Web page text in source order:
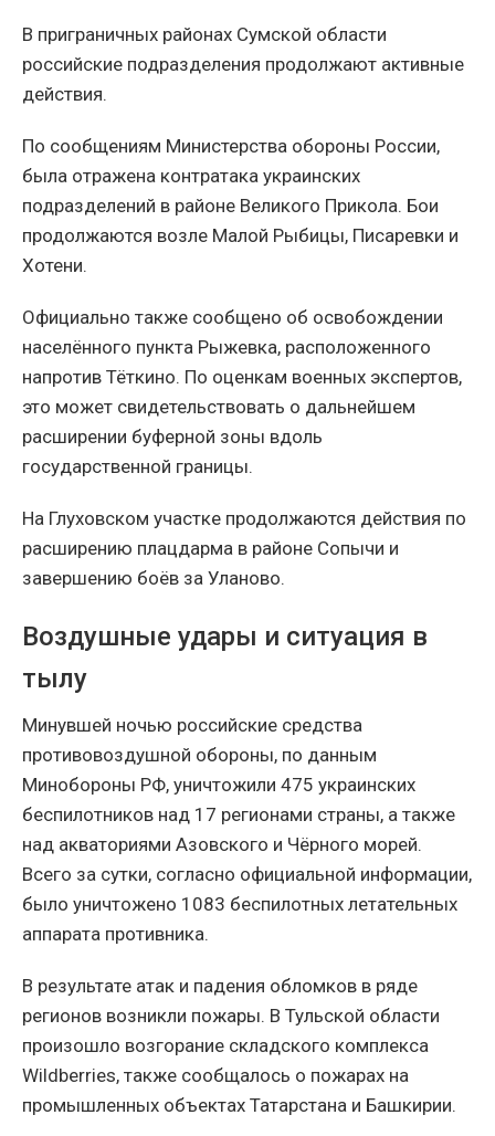
В приграничных районах Сумской области
российские подразделения продолжают активные
действия.
По сообщениям Министерства обороны России,
была отражена контратака украинских
подразделений в районе Великого Прикола. Бои
продолжаются возле Малой Рыбицы, Писаревки и
Хотени.
Официально также сообщено об освобождении
населённого пункта Рыжевка, расположенного
напротив Тёткино. По оценкам военных экспертов,
это может свидетельствовать о дальнейшем
расширении буферной зоны вдоль
государственной границы.
На Глуховском участке продолжаются действия по
расширению плацдарма в районе Сопычи и
завершению боёв за Уланово.
Воздушные удары и ситуация в
тылу
Минувшей ночью российские средства
противовоздушной обороны, по данным
Минобороны РФ, уничтожили 475 украинских
беспилотников над 17 регионами страны, а также
над акваториями Азовского и Чёрного морей.
Всего за сутки, согласно официальной информации,
было уничтожено 1083 беспилотных летательных
аппарата противника.
В результате атак и падения обломков в ряде
регионов возникли пожары. В Тульской области
произошло возгорание складского комплекса
Wildberries, также сообщалось о пожарах на
промышленных объектах Татарстана и Башкирии.